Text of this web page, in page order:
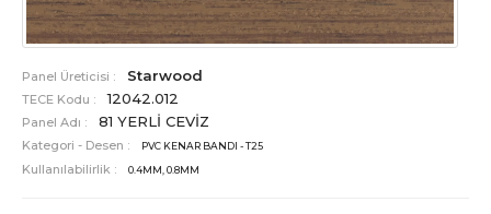
Panel Üreticisi : Starwood
TECE Kodu : 12042.012
Panel Adı : 81 YERLİ CEVİZ
Kategori - Desen : PVC KENAR BANDI - T25
Kullanılabilirlik : 0.4MM, 0.8MM